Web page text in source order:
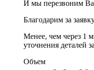
И мы перезвоним
Благодарим за
Менее, чем через 1
уточнения деталей
Объем